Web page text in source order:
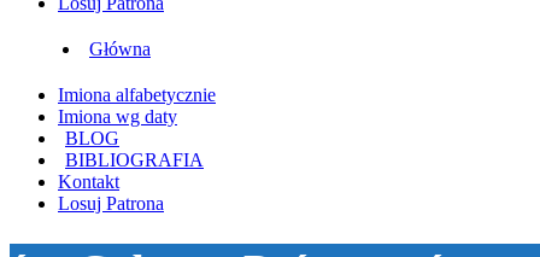
Główna
Imiona alfabetycznie
Imiona wg daty
BLOG
BIBLIOGRAFIA
Kontakt
Losuj Patrona